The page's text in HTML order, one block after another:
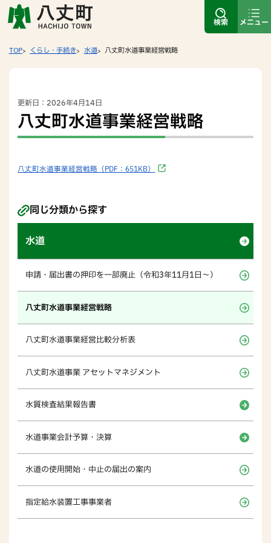
検索 メニュー
TOP くらし・手続き 水道 八丈町水道事業経営戦略
更新日：2026年4月14日
八丈町水道事業経営戦略
八丈町水道事業経営戦略（PDF：651KB）
同じ分類から探す
水道
申請・届出書の押印を一部廃止（令和3年11月1日～）
八丈町水道事業経営戦略
八丈町水道事業経営比較分析表
八丈町水道事業 アセットマネジメント
水質検査結果報告書
水道事業会計予算・決算
水道の使用開始・中止の届出の案内
指定給水装置工事事業者